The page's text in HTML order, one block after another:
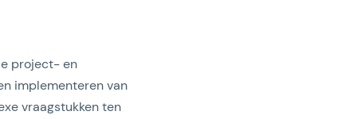
project- en
implementeren van
vraagstukken ten